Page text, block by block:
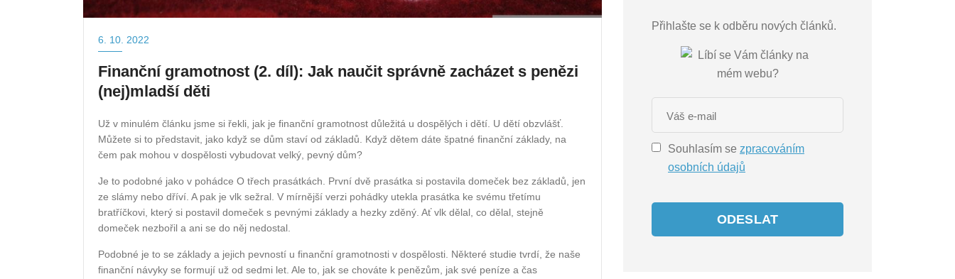
6. 10. 2022
Finanční gramotnost (2. díl): Jak naučit správně zacházet s penězi
(nej)mladší děti
Už v minulém článku jsme si řekli, jak je finanční gramotnost důležitá u dospělých i dětí. U dětí obzvlášť.
Můžete si to představit, jako když se dům staví od základů. Když dětem dáte špatné finanční základy, na
čem pak mohou v dospělosti vybudovat velký, pevný dům?
Je to podobné jako v pohádce O třech prasátkách. První dvě prasátka si postavila domeček bez základů, jen
ze slámy nebo dříví. A pak je vlk sežral. V mírnější verzi pohádky utekla prasátka ke svému třetímu
bratříčkovi, který si postavil domeček s pevnými základy a hezky zděný. Ať vlk dělal, co dělal, stejně
domeček nezbořil a ani se do něj nedostal.
Podobné je to se základy a jejich pevností u finanční gramotnosti v dospělosti. Některé studie tvrdí, že naše
finanční návyky se formují už od sedmi let. Ale to, jak se chováte k penězům, jak své peníze a čas
Přihlašte se k odběru nových článků.
Souhlasím se zpracováním
osobních údajů
ODESLAT